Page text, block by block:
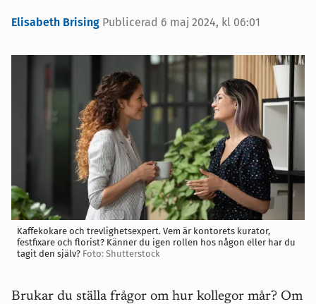
Elisabeth Brising Publicerad 6 maj 2024, kl 06:01
Kaffekokare och trevlighetsexpert. Vem är kontorets kurator,
festfixare och florist? Känner du igen rollen hos någon eller har du
tagit den själv? Foto: Shutterstock
Brukar du ställa frågor om hur kollegor mår? Om